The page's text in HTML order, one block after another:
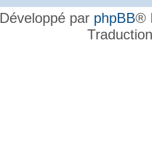
Développé par phpBB®